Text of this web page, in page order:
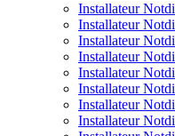
Installateur
Installateur
Installateur
Installateur
Installateur
Installateur
Installateur
Installateur